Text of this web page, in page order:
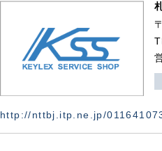
http://nttbj.itp.ne.jp/